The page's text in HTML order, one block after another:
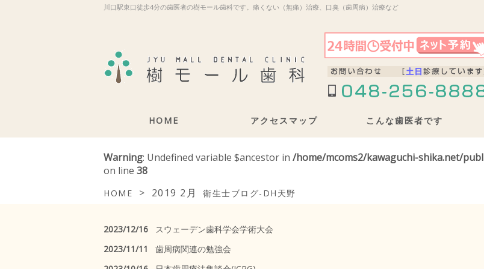
川口駅東口徒歩4分の歯医者の樹モール歯科です。痛くない（無痛）治療、口臭（歯周病）治療など
HOME アクセスマップ こんな歯医者です
Warning: Undefined variable $ancestor in /home/mcoms2/kawaguchi-shika.net/
on line 38
HOME > 2019 2月 衛生士ブログ-DH天野
2023/12/16 スウェーデン歯科学会学術大会
2023/11/11
歯周病関連の勉強会